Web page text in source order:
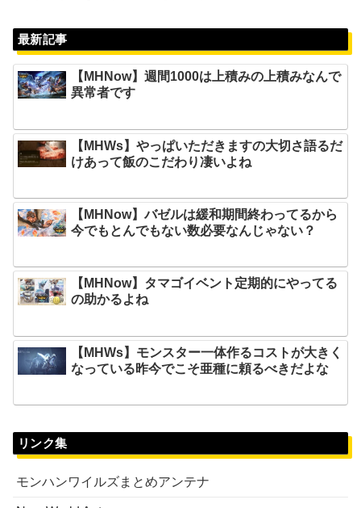
最新記事
【MHNow】週間1000は上積みの上積みなんで
異常者です
【MHWs】やっぱいただきますの大切さ語るだ
けあって飯のこだわり凄いよね
【MHNow】バゼルは緩和期間終わってるから
今でもとんでもない数必要なんじゃない？
【MHNow】タマゴイベント定期的にやってる
の助かるよね
【MHWs】モンスター一体作るコストが大きく
なっている昨今でこそ亜種に頼るべきだよな
リンク集
モンハンワイルズまとめアンテナ